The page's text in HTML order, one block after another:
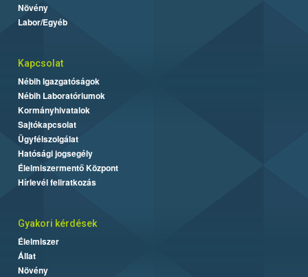
Növény
Labor/Egyéb
Kapcsolat
Nébih Igazgatóságok
Nébih Laboratóriumok
Kormányhivatalok
Sajtókapcsolat
Ügyfélszolgálat
Hatósági jogsegély
Élelmiszermentő Központ
Hírlevél feliratkozás
Gyakori kérdések
Élelmiszer
Állat
Növény